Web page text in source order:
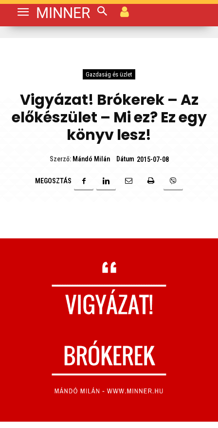
MINNER
Gazdaság és üzlet
Vigyázat! Brókerek – Az
előkészület – Mi ez? Ez egy
könyv lesz!
Szerző: Mándó Milán Dátum 2015-07-08
MEGOSZTÁS